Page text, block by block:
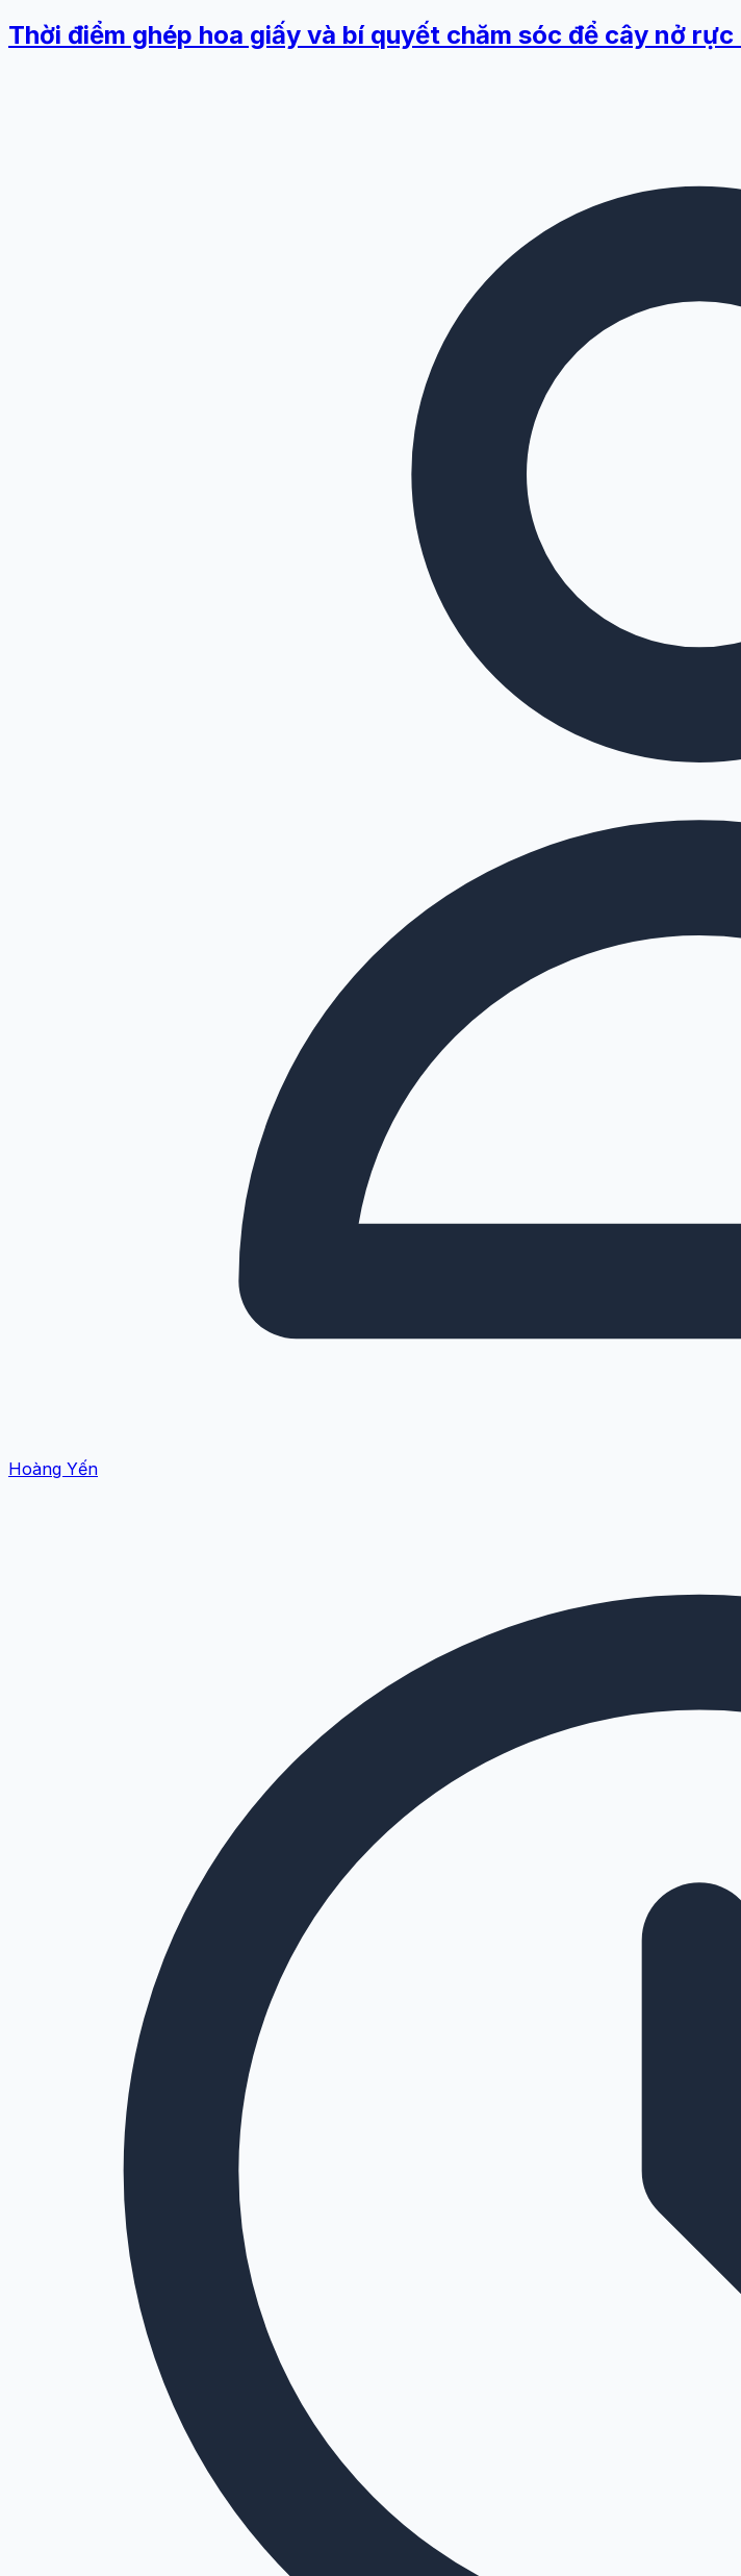
Thời điểm ghép hoa giấy và bí quyết chăm sóc để cây nở rực
Hoàng Yến